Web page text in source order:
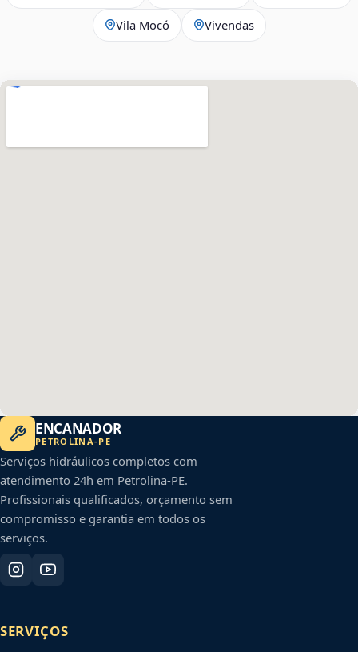
Vila Mocó Vivendas
ENCANADOR
PETROLINA-PE
Serviços hidráulicos completos com
atendimento 24h em Petrolina-PE.
Profissionais qualificados, orçamento sem
compromisso e garantia em todos os
serviços.
SERVIÇOS